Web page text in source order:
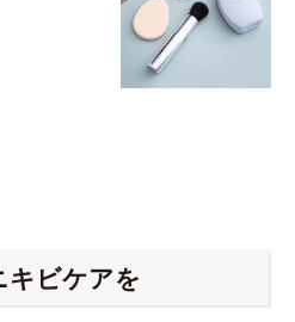
キビケアを